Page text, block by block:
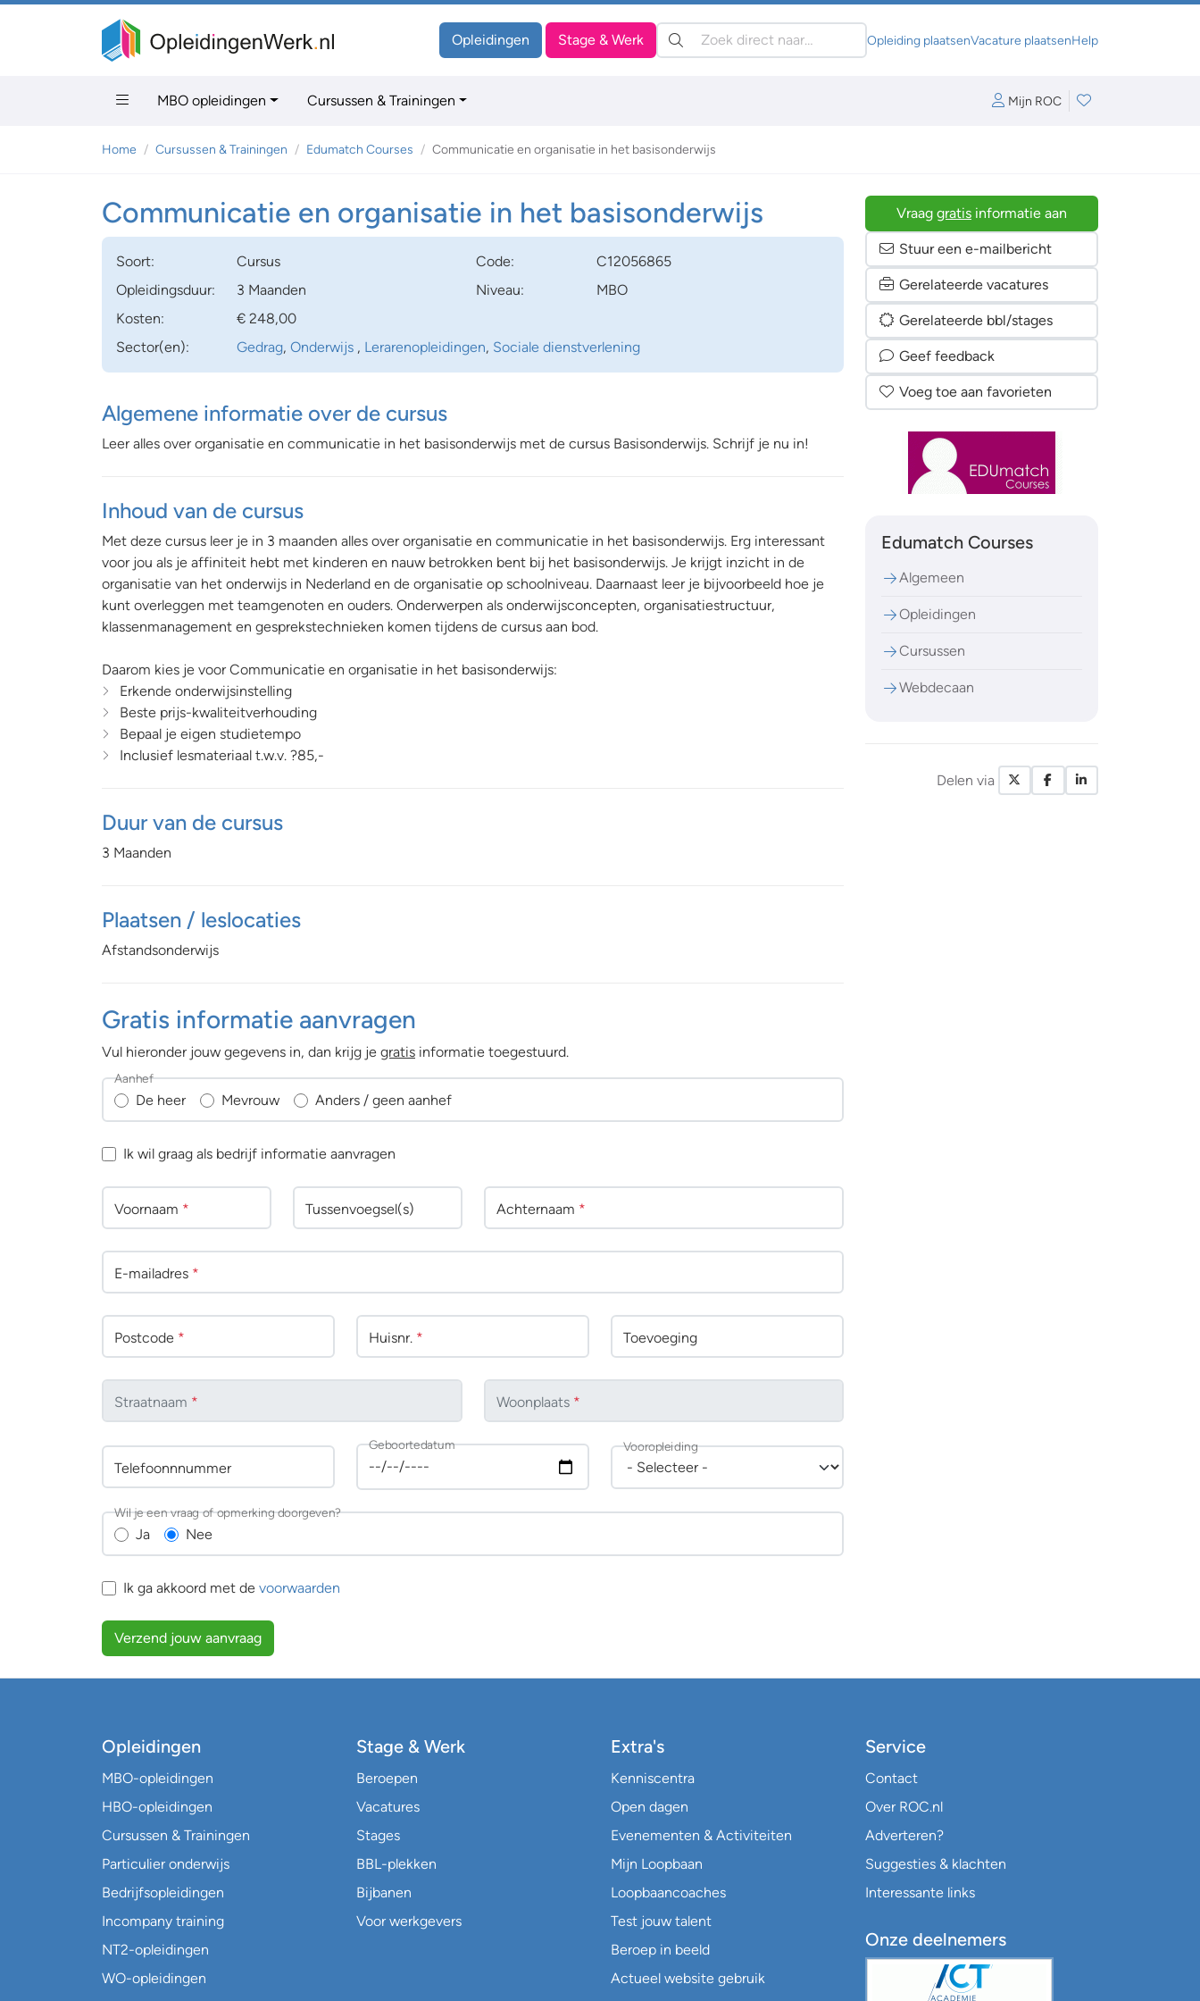
Opleidingen Stage & Werk Zoeken: Opleiding plaatsenVacature plaatsenHelp
MBO opleidingen Cursussen & Trainingen Mijn ROC
Home Cursussen & Trainingen Edumatch Courses Communicatie en organisatie in het basisonderwijs
Communicatie en organisatie in het basisonderwijs
Soort: Cursus Code:
C12056865
Opleidingsduur:
3 Maanden Niveau:
MBO
Kosten:
€ 248,00
Sector(en):
Gedrag, Onderwijs , Lerarenopleidingen, Sociale dienstverlening
Algemene informatie over de cursus
Leer alles over organisatie en communicatie in het basisonderwijs met de cursus Basisonderwijs. Schrijf je nu in!
Inhoud van de cursus
Met deze cursus leer je in 3 maanden alles over organisatie en communicatie in het basisonderwijs. Erg interessant
voor jou als je affiniteit hebt met kinderen en nauw betrokken bent bij het basisonderwijs. Je krijgt inzicht in de
organisatie van het onderwijs in Nederland en de organisatie op schoolniveau. Daarnaast leer je bijvoorbeeld hoe je
kunt overleggen met teamgenoten en ouders. Onderwerpen als onderwijsconcepten, organisatiestructuur,
klassenmanagement en gesprekstechnieken komen tijdens de cursus aan bod.
Daarom kies je voor Communicatie en organisatie in het basisonderwijs:
Erkende onderwijsinstelling
Beste prijs-kwaliteitverhouding
Bepaal je eigen studietempo
Inclusief lesmateriaal t.w.v. ?85,-
Duur van de cursus
3 Maanden
Plaatsen / leslocaties
Afstandsonderwijs
Gratis informatie aanvragen
Vul hieronder jouw gegevens in, dan krijg je gratis informatie toegestuurd.
De heer Mevrouw Anders / geen aanhef
Aanhef
Ik wil graag als bedrijf informatie aanvragen
Voornaam * Tussenvoegsel(s) Achternaam *
E-mailadres *
Postcode * Huisnr. * Toevoeging
Straatnaam * Woonplaats *
Telefoonnnummer
Geboortedatum Vooropleiding
Ja Nee
Wil je een vraag of opmerking doorgeven?
Ik ga akkoord met de voorwaarden
Verzend jouw aanvraag
Vraag gratis informatie aan
Stuur een e-mailbericht
Gerelateerde vacatures
Gerelateerde bbl/stages
Geef feedback
Voeg toe aan favorieten
Edumatch Courses
Algemeen
Opleidingen
Cursussen
Webdecaan
Delen via X / Twitter
Facebook
LinkedIn
Opleidingen
MBO-opleidingen
HBO-opleidingen
Cursussen & Trainingen
Particulier onderwijs
Bedrijfsopleidingen
Incompany training
NT2-opleidingen
WO-opleidingen
Stage & Werk
Beroepen
Vacatures
Stages
BBL-plekken
Bijbanen
Voor werkgevers
Extra's
Kenniscentra
Open dagen
Evenementen & Activiteiten
Mijn Loopbaan
Loopbaancoaches
Test jouw talent
Beroep in beeld
Actueel website gebruik
Service
Contact
Over ROC.nl
Adverteren?
Suggesties & klachten
Interessante links
Onze deelnemers